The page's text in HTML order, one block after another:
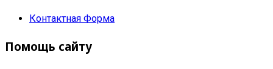
Контактная Форма
Помощь сайту